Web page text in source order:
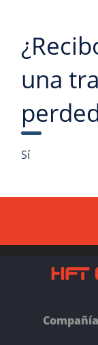
una
Sí
Compañía